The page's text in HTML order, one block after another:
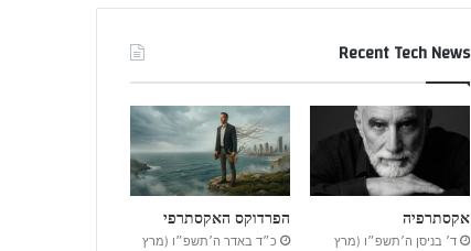
Recent Tech News
אקסתרפיה
ד׳ בניסן ה׳תשפ״ו (מרץ
הפרדוקס האקסתרפי
כ״ד באדר ה׳תשפ״ו (מרץ